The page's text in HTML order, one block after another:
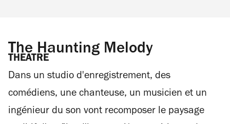
The Haunting Melody
THEATRE
Dans un studio d'enregistrement, des
comédiens, une chanteuse, un musicien et un
ingénieur du son vont recomposer le paysage